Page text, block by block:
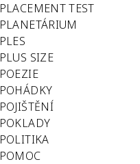
PLACEMENT TEST
PLANETÁRIUM
PLES
PLUS SIZE
POEZIE
POHÁDKY
POJIŠTĚNÍ
POKLADY
POLITIKA
POMOC